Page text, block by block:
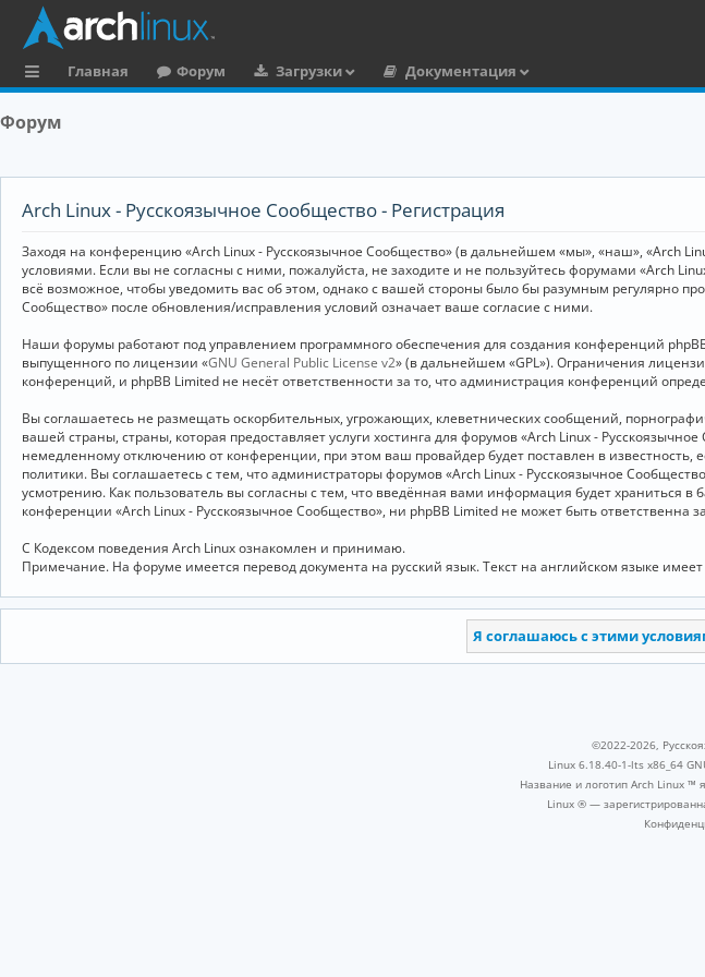
ы
к
Главная Форум Загрузки
Документация
Форум
Arch Linux - Русскоязычное Сообщество - Регистрация
Заходя на конференцию «Arch Linux - Русскоязычное Сообщество» (в дальнейшем «мы», «наш», «Arch
условиями. Если вы не согласны с ними, пожалуйста, не заходите и не пользуйтесь форумами «Arch
всё возможное, чтобы уведомить вас об этом, однако с вашей стороны было бы разумным регулярно
Сообщество» после обновления/исправления условий означает ваше согласие с ними.
Наши форумы работают под управлением программного обеспечения для создания конференций
выпущенного по лицензии «GNU General Public License v2» (в дальнейшем «GPL»). Ограничения
конференций, и phpBB Limited не несёт ответственности за то, что администрация конференций
Вы соглашаетесь не размещать оскорбительных, угрожающих, клеветнических сообщений,
вашей страны, страны, которая предоставляет услуги хостинга для форумов «Arch Linux -
немедленному отключению от конференции, при этом ваш провайдер будет поставлен в
политики. Вы соглашаетесь с тем, что администраторы форумов «Arch Linux - Русскоязычное
усмотрению. Как пользователь вы согласны с тем, что введённая вами информация будет
конференции «Arch Linux - Русскоязычное Сообщество», ни phpBB Limited не может быть ответственна
С Кодексом поведения Arch Linux ознакомлен и принимаю.
Примечание. На форуме имеется перевод документа на русский язык. Текст на английском языке
©2022-2026,
Linux 6.18.40-1-lts x86_64
Название и логотип Arch Linux
Linux ® —